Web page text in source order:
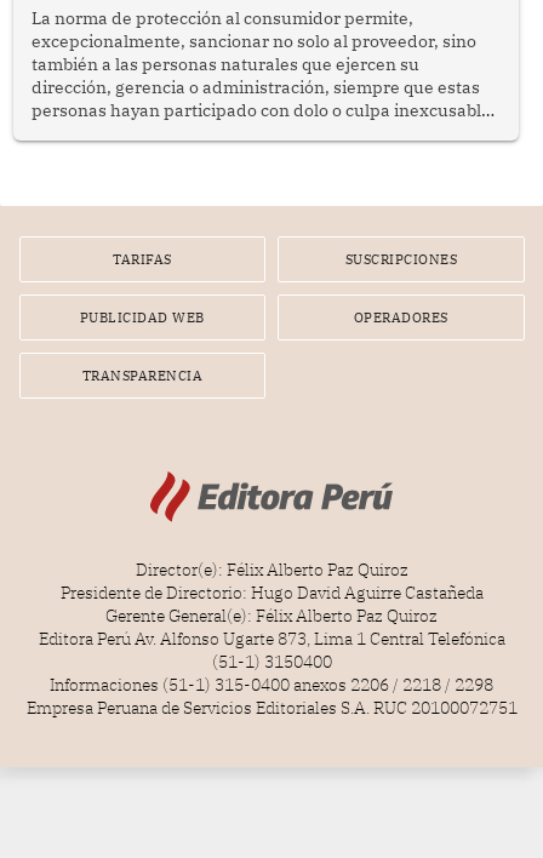
La norma de protección al consumidor permite,
excepcionalmente, sancionar no solo al proveedor, sino
también a las personas naturales que ejercen su
dirección, gerencia o administración, siempre que estas
personas hayan participado con dolo o culpa inexcusable
por la frustrada realización de un meet and greet con
TARIFAS SUSCRIPCIONES
PUBLICIDAD WEB OPERADORES
TRANSPARENCIA
Director(e): Félix Alberto Paz Quiroz
Presidente de Directorio: Hugo David Aguirre Castañeda
Gerente General(e): Félix Alberto Paz Quiroz
Editora Perú Av. Alfonso Ugarte 873, Lima 1 Central Telefónica
(51-1) 3150400
Informaciones (51-1) 315-0400 anexos 2206 / 2218 / 2298
Empresa Peruana de Servicios Editoriales S.A. RUC 20100072751